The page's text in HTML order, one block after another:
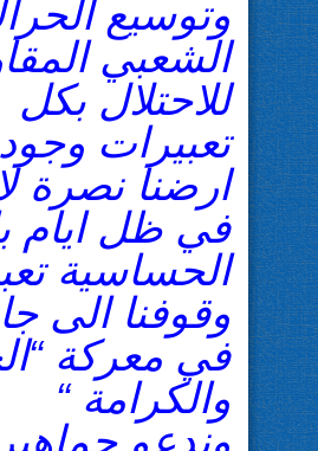
وتوسيع
الشعبي
للاحتلال بكل
تعبيرات
ارضنا نصرة
في ظل ايام
الحساسية
وقوفنا الى
في معركة
والكرامة “